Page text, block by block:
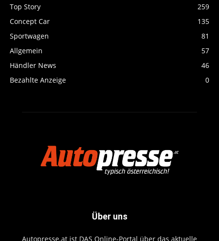
Top Story
259
Concept Car
135
Sportwagen
81
Allgemein
57
Händler News
46
Bezahlte Anzeige
0
Über uns
Autopresse.at ist DAS Online-Portal über das aktuelle